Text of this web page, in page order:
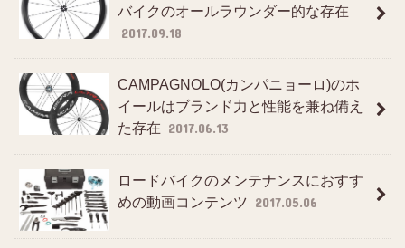
バイクのオールラウンダー的な存在
2017.09.18
CAMPAGNOLO(カンパニョーロ)のホ
イールはブランド力と性能を兼ね備え
た存在 2017.06.13
ロードバイクのメンテナンスにおすす
めの動画コンテンツ 2017.05.06